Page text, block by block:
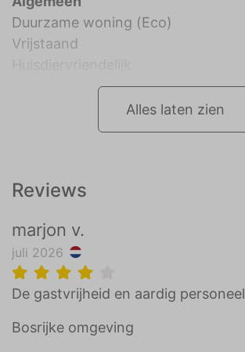
Duurzame woning (Eco)
Vrijstaand
Alles laten zien
Reviews
marjon v.
juli 2026
De gastvrijheid en aardig personeel
Bosrijke omgeving